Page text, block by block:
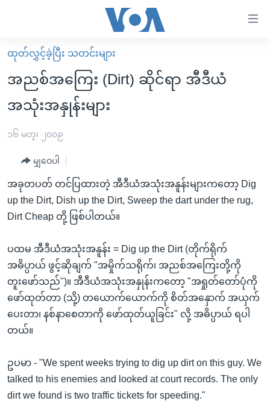
လွယ်ကူ
စေ
များ
အကြောင်းအရာ
ကျော်
ညွန်း
စာမျက်နှာ
ရန်
မူလစာမျက်နှာ
မြန်မာ
ကမ္ဘာ့သတင်းများ
အစ္စရေး-ပါလက်စတိုင်း
ဗွီဒီယို
ရပ်ဝန်းတခု လမ်းတခု အလွန်
အင်္ဂလိပ်စာလေ့လာမယ်
အမေရိကန်သုံးအီဒီယံ
ရုပ်ရှင်ထဲက အင်္ဂလိပ်စာ
သုတပဒေသာ အင်္ဂလိပ်စာ
အပတ်စဉ်ကဏ္ဍများ
တီဗွီ
ရေဒီယို/တီဗွီအစီအစဉ်
Learning English
ဗွီအိုအေ လူမှုကွန်ယက်များ
ဘာသာစကားများ
ထုတ်လွှင့်ခဲ့ပြီး သတင်းများ
အညစ်အကြေး (Dirt) ဆိုင်ရာ အီဒီယံ
အသုံးအနှုန်းများ
၁၆ မတ္၊ ၂၀၀၉
မျှဝေပါ
အခုတပတ် တင်ပြထားတဲ့ အီဒီယံအသုံးအနူန်းများကတော့ Dig
up the Dirt, Dish up the Dirt, Sweep the dart under the rug,
Dirt Cheap တို့ ဖြစ်ပါတယ်။
ပထမ အီဒီယံအသုံးအနူန်း = Dig up the Dirt (တိုက်ရိုက်
အဓိပ္ပာယ် ဖွင့်ဆိုချက် "အမှိုက်သရိုက်၊ အညစ်အကြေးတို့ကို
တူးဖော်သည်")။ အီဒီယံအသုံးအနှုန်းကတော့ "အရှုတ်တော်ပုံကို
ဖော်ထုတ်တာ (သို့) တယောက်ယောက်ကို စိတ်အနှောက် အယှက်
ပေးတာ၊ နစ်နာစေတာကို ဖော်ထုတ်ယူခြင်း" လို့ အဓိပ္ပာယ် ရပါ
တယ်။
ဥပမာ - "We spent weeks trying to dig up dirt on this guy. We
talked to his enemies and looked at court records. The only
dirt we found is two traffic tickets for speeding."